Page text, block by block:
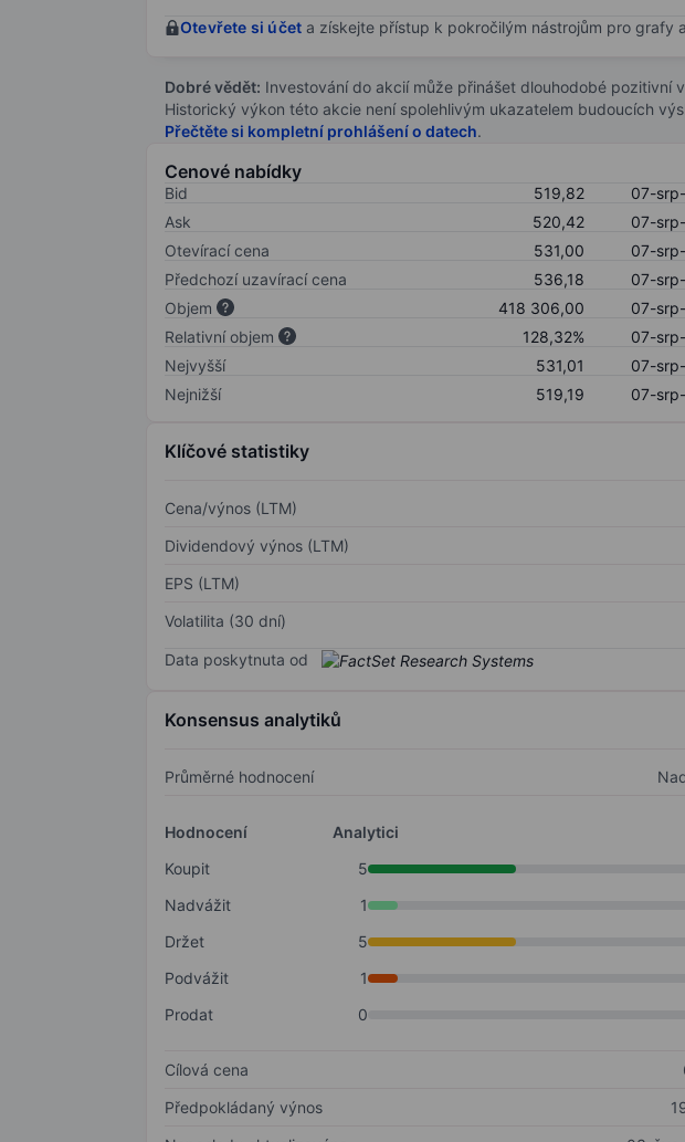
Otevřete si účet a získejte přístup k pokročilým nástrojům pro grafy
Dobré vědět: Investování do akcií může přinášet dlouhodobé pozitivní
Historický výkon této akcie není spolehlivým ukazatelem budoucích
Přečtěte si kompletní prohlášení o datech.
Cenové nabídky
Bid 519,82
07-
Ask
520,42
07-
Otevírací cena
531,00
07-
Předchozí uzavírací cena
536,18
07-
Objem
418 306,00
07-
Relativní objem
128,32%
07-
Nejvyšší
531,01
07-
Nejnižší
519,19 07-
Klíčové statistiky
Cena/výnos (LTM)
Dividendový výnos (LTM)
EPS (LTM)
Volatilita (30 dní)
Data poskytnuta od
Konsensus analytiků
Průměrné hodnocení
Hodnocení
Analytici
Koupit
5
Nadvážit
1
Držet
5
Podvážit
1
Prodat
0
Cílová cena
Předpokládaný výnos